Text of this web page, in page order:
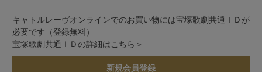
キャトルレーヴオンラインでのお買い物には宝塚歌劇共通ＩＤが
必要です（登録無料）
宝塚歌劇共通ＩＤの詳細は こちら＞